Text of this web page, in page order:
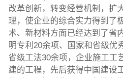
改革创新，转变经营机制，扩
理，使企业的综合实力得到了
术、新材料方面已经达到了省
明专利20余项、国家和省级优
省级工法30余项，企业施工工
建的工程，先后获得中国建设